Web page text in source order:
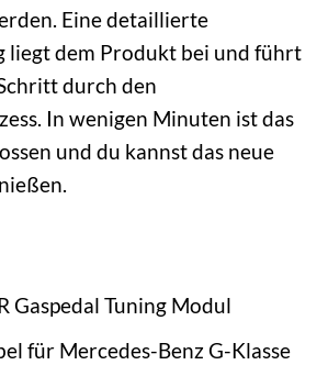
Eine detaillierte
liegt dem Produkt bei und führt
durch den
In wenigen Minuten ist das
und du kannst das neue
Gaspedal Tuning Modul
für Mercedes-Benz G-Klasse